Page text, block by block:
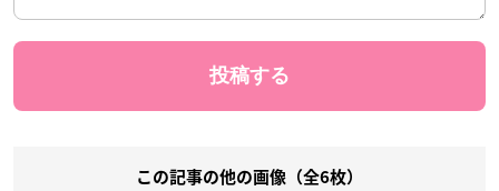
この記事の他の画像（全6枚）